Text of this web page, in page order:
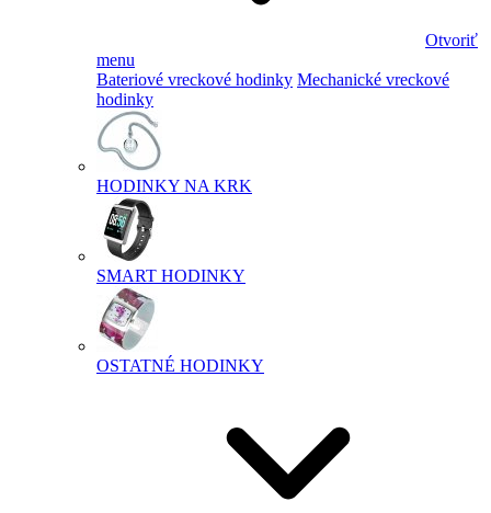
Otvoriť
menu
Bateriové vreckové hodinky Mechanické vreckové
hodinky
HODINKY NA KRK
SMART HODINKY
OSTATNÉ HODINKY